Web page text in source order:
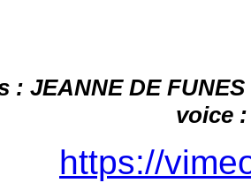
: JEANNE DE
voice :
https://